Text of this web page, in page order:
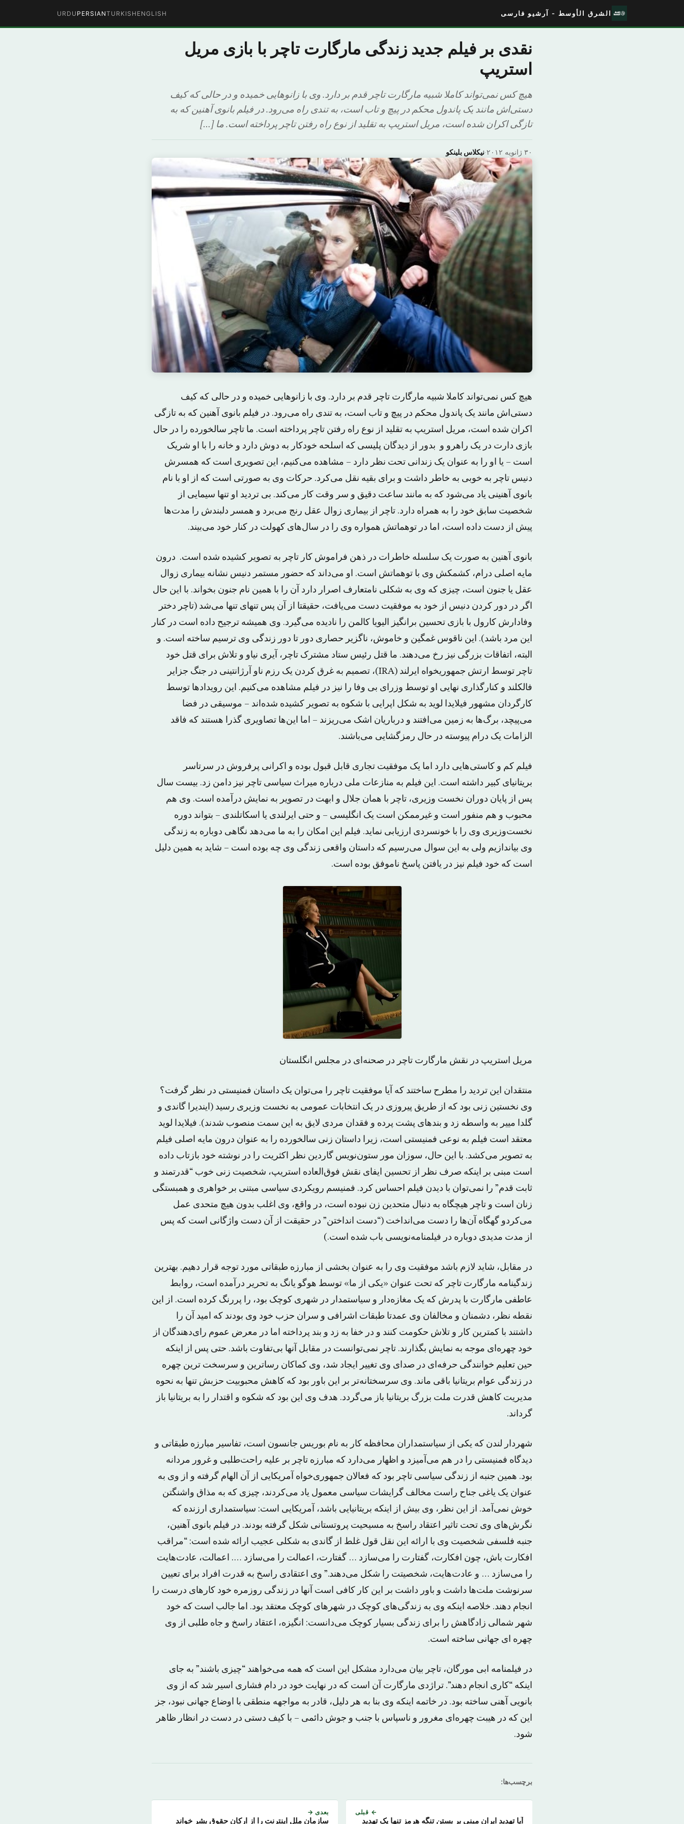
الشرق الأوسط - آرشیو فارسی ENGLISH
TURKISH
PERSIAN
URDU
نقدی بر فیلم جدید زندگی مارگارت تاچر با بازی مریل
استریپ
هیچ کس نمی‌تواند کاملا شبیه مارگارت تاچر قدم بر دارد. وی با زانوهایی خمیده و در حالی که کیف
دستی‌اش مانند یک پاندول محکم در پیچ و تاب است، به تندی راه می‌رود. در فیلم بانوی آهنین که به
تازگی اکران شده است، مریل استریپ به تقلید از نوع راه رفتن تاچر پرداخته است. ما […]
نیکلاس بلینکو· ۳۰ ژانویه ۲۰۱۲
هیچ کس نمی‌تواند کاملا شبیه مارگارت تاچر قدم بر دارد. وی با زانوهایی خمیده و در حالی که کیف
دستی‌اش مانند یک پاندول محکم در پیچ و تاب است، به تندی راه می‌رود. در فیلم بانوی آهنین که به تازگی
اکران شده است، مریل استریپ به تقلید از نوع راه رفتن تاچر پرداخته است. ما تاچر سالخورده را در حال
بازی دارت در یک راهرو و بدور از دیدگان پلیسی که اسلحه خودکار به دوش دارد و خانه را با او شریک
است – یا او را به عنوان یک زندانی تحت نظر دارد – مشاهده می‌کنیم، این تصویری است که همسرش
دنیس تاچر به خوبی به خاطر داشت و برای بقیه نقل می‌کرد. حرکات وی به صورتی است که از او با نام
بانوی آهنینی یاد می‌شود که به مانند ساعت دقیق و سر وقت کار می‌کند. بی تردید او تنها سیمایی از
شخصیت سابق خود را به همراه دارد. تاچر از بیماری زوال عقل رنج می‌برد و همسر دلبندش را مدت‌ها
پیش از دست داده است، اما در توهماتش همواره وی را در سال‌های کهولت در کنار خود می‌بیند.
بانوی آهنین به صورت یک سلسله خاطرات در ذهن فراموش کار تاچر به تصویر کشیده شده است. درون
مایه اصلی درام، کشمکش وی با توهماتش است. او می‌داند که حضور مستمر دنیس نشانه بیماری زوال
عقل یا جنون است، چیزی که وی به شکلی نامتعارف اصرار دارد آن را با همین نام جنون بخواند. با این حال
اگر در دور کردن دنیس از خود به موفقیت دست می‌یافت، حقیقتا از آن پس تنهای تنها می‌شد (تاچر دختر
وفادارش کارول با بازی تحسین برانگیز الیویا کالمن را نادیده می‌گیرد. وی همیشه ترجیح داده است در کنار
این مرد باشد). این ناقوس غمگین و خاموش، ناگزیر حصاری دور تا دور زندگی وی ترسیم ساخته است. و
البته، اتفاقات بزرگی نیز رخ می‌دهند. ما قتل رئیس ستاد مشترک تاچر، آیری نیاو و تلاش برای قتل خود
تاچر توسط ارتش جمهوریخواه ایرلند (IRA)، تصمیم به غرق کردن یک رزم ناو آرژانتینی در جنگ جزایر
فالکلند و کنارگذاری نهایی او توسط وزرای بی وفا را نیز در فیلم مشاهده می‌کنیم. این رویدادها توسط
کارگردان مشهور فیلایدا لوید به شکل اپرایی با شکوه به تصویر کشیده شده‌اند – موسیقی در فضا
می‌پیچد، برگ‌ها به زمین می‌افتند و درباریان اشک می‌ریزند – اما این‌ها تصاویری گذرا هستند که فاقد
الزامات یک درام پیوسته در حال رمزگشایی می‌باشند.
فیلم کم و کاستی‌هایی دارد اما یک موفقیت تجاری قابل قبول بوده و اکرانی پرفروش در سرتاسر
بریتانیای کبیر داشته است. این فیلم به منازعات ملی درباره میراث سیاسی تاچر نیز دامن زد. بیست سال
پس از پایان دوران نخست وزیری، تاچر با همان جلال و ابهت در تصویر به نمایش درآمده است. وی هم
محبوب و هم منفور است و غیرممکن است یک انگلیسی – و حتی ایرلندی یا اسکاتلندی – بتواند دوره
نخست‌وزیری وی را با خونسردی ارزیابی نماید. فیلم این امکان را به ما می‌دهد نگاهی دوباره به زندگی
وی بیاندازیم ولی به این سوال می‌رسیم که داستان واقعی زندگی وی چه بوده است – شاید به همین دلیل
است که خود فیلم نیز در یافتن پاسخ ناموفق بوده است.
مریل استریپ در نقش مارگارت تاچر در صحنه‌ای در مجلس انگلستان
منتقدان این تردید را مطرح ساختند که آیا موفقیت تاچر را می‌توان یک داستان فمنیستی در نظر گرفت؟
وی نخستین زنی بود که از طریق پیروزی در یک انتخابات عمومی به نخست وزیری رسید (ایندیرا گاندی و
گلدا مییر به واسطه زد و بندهای پشت پرده و فقدان مردی لایق به این سمت منصوب شدند). فیلایدا لوید
معتقد است فیلم به نوعی فمنیستی است، زیرا داستان زنی سالخورده را به عنوان درون مایه اصلی فیلم
به تصویر می‌کشد. با این حال، سوزان مور ستون‌نویس گاردین نظر اکثریت را در نوشته خود بازتاب داده
است مبنی بر اینکه صرف نظر از تحسین ایفای نقش فوق‌العاده استریپ، شخصیت زنی خوب “قدرتمند و
ثابت قدم” را نمی‌توان با دیدن فیلم احساس کرد. فمنیسم رویکردی سیاسی مبتنی بر خواهری و همبستگی
زنان است و تاچر هیچگاه به دنبال متحدین زن نبوده است، در واقع، وی اغلب بدون هیچ متحدی عمل
می‌کردو گهگاه آن‌ها را دست می‌انداخت (“دست انداختن” در حقیقت از آن دست واژگانی است که پس
از مدت مدیدی دوباره در فیلمنامه‌‌نویسی باب شده است.)
در مقابل، شاید لازم باشد موفقیت وی را به عنوان بخشی از مبارزه طبقاتی مورد توجه قرار دهیم. بهترین
زندگینامه مارگارت تاچر که تحت عنوان «یکی از ما» توسط هوگو یانگ به تحریر درآمده است، روابط
عاطفی مارگارت با پدرش که یک مغازه‌دار و سیاستمدار در شهری کوچک بود، را پررنگ کرده است. از این
نقطه نظر، دشمنان و مخالفان وی عمدتا طبقات اشرافی و سران حزب خود وی بودند که امید آن را
داشتند با کمترین کار و تلاش حکومت کنند و در خفا به زد و بند پرداخته اما در معرض عموم رای‌دهندگان از
خود چهره‌ای موجه به نمایش بگذارند. تاچر نمی‌توانست در مقابل آنها بی‌تفاوت باشد. حتی پس از اینکه
حین تعلیم خوانندگی حرفه‌ای در صدای وی تغییر ایجاد شد، وی کماکان رساترین و سرسخت ترین چهره
در زندگی عوام بریتانیا باقی ماند. وی سرسختانه‌تر بر این باور بود که کاهش محبوبیت حزبش تنها به نحوه
مدیریت کاهش قدرت ملت بزرگ بریتانیا باز می‌گردد. هدف وی این بود که شکوه و اقتدار را به بریتانیا باز
گرداند.
شهردار لندن که یکی از سیاستمداران محافظه کار به نام بوریس جانسون است، تفاسیر مبارزه طبقاتی و
دیدگاه فمنیستی را در هم می‌آمیزد و اظهار می‌دارد که مبارزه تاچر بر علیه راحت‌طلبی و غرور مردانه
بود. همین جنبه از زندگی سیاسی تاچر بود که فعالان جمهوری‌خواه آمریکایی از آن الهام گرفته و از وی به
عنوان یک یاغی جناح راست مخالف گرایشات سیاسی معمول یاد می‌کردند، چیزی که به مذاق واشنگتن
خوش نمی‌آمد. از این نظر، وی بیش از اینکه بریتانیایی باشد، آمریکایی است: سیاستمداری ارزنده که
نگرش‌های وی تحت تاثیر اعتقاد راسخ به مسیحیت پروتستانی شکل گرفته بودند. در فیلم بانوی آهنین،
جنبه فلسفی شخصیت وی با ارائه این نقل قول غلط از گاندی به شکلی عجیب ارائه شده است: “مراقب
افکارت باش، چون افکارت، گفتارت را می‌سازد … گفتارت، اعمالت را می‌سازد …. اعمالت، عادت‌هایت
را می‌سازد … و عادت‌هایت، شخصیتت را شکل می‌دهند.” وی اعتقادی راسخ به قدرت افراد برای تعیین
سرنوشت ملت‌ها داشت و باور داشت بر این کار کافی است آنها در زندگی روزمره خود کارهای درست را
انجام دهند. خلاصه اینکه وی به زندگی‌های کوچک در شهرهای کوچک معتقد بود. اما جالب است که خود
شهر شمالی زادگاهش را برای زندگی بسیار کوچک می‌دانست: انگیزه، اعتقاد راسخ و جاه طلبی از وی
چهره ای جهانی ساخته است.
در فیلمنامه ابی مورگان، تاچر بیان می‌دارد مشکل این است که همه می‌خواهند “چیزی باشند” به جای
اینکه “کاری انجام دهند”. تراژدی مارگارت آن است که در نهایت خود در دام فشاری اسیر شد که از وی
بانویی آهنی ساخته بود. در خاتمه اینکه وی بنا به هر دلیل، قادر به مواجهه منطقی با اوضاع جهانی نبود، جز
این که در هیبت چهره‌ای مغرور و ناسپاس با جنب و جوش دائمی – با کیف دستی در دست در انظار ظاهر
شود.
برچسب‌ها:
← قبلی
آیا تهدید ایران مبنی بر بستن تنگه هرمز تنها یک تهدید
بعدی →
سازمان ملل اینترنت را از ارکان حقوق بشر خواند